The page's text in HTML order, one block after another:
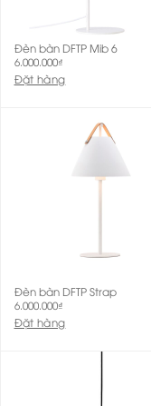
Đèn bàn DFTP Mib 6
6.000.000₫
Đặt hàng
Đèn bàn DFTP Strap
6.000.000₫
Đặt hàng